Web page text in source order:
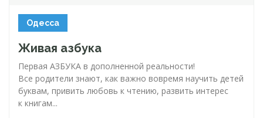
Одесса
Живая азбука
Первая АЗБУКА в дополненной реальности!
Все родители знают, как важно вовремя научить детей
буквам, привить любовь к чтению, развить интерес
к книгам...